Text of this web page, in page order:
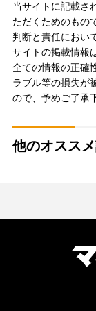
当サイトに記載さ
ただくためのもの
判断と責任におい
サイトの掲載情報
全ての情報の正確
ラブル等の損失が
ので、予めご了承
他のオスス